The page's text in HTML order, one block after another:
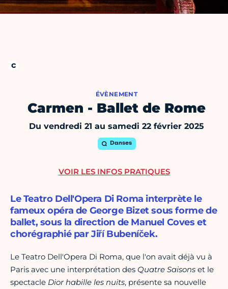
ÉVÈNEMENT
Carmen - Ballet de Rome
Du vendredi 21 au samedi 22 février 2025
Danses
Le Teatro Dell'Opera Di Roma interprète le
fameux opéra de George Bizet sous forme de
ballet, sous la direction de Manuel Coves et
chorégraphié par Jiří Bubeníček.
Le Teatro Dell'Opera Di Roma, que l'on avait déjà vu à
Paris avec une interprétation des Quatre Saisons et le
spectacle Dior habille les nuits, présente sa nouvelle
VOIR LES INFOS PRATIQUES